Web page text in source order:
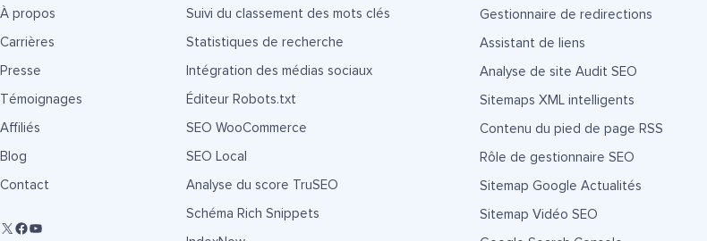
À propos
Carrières
Presse
Témoignages
Affiliés
Blog
Contact
Suivi du classement des mots clés
Statistiques de recherche
Intégration des médias sociaux
Éditeur Robots.txt
SEO WooCommerce
SEO Local
Analyse du score TruSEO
Schéma Rich Snippets
Gestionnaire de redirections
Assistant de liens
Analyse de site Audit SEO
Sitemaps XML intelligents
Contenu du pied de page RSS
Rôle de gestionnaire SEO
Sitemap Google Actualités
Sitemap Vidéo SEO